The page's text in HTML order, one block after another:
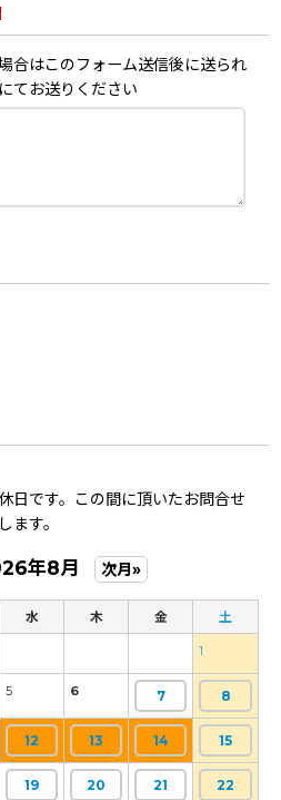
合はこのフォーム送信後に送られ
てお送りください
日です。この間に頂いたお問合せ
ます。
年8月 次月»
水 木 金 土
1
5 6 7 8
12 13 14 15
19 20 21 22